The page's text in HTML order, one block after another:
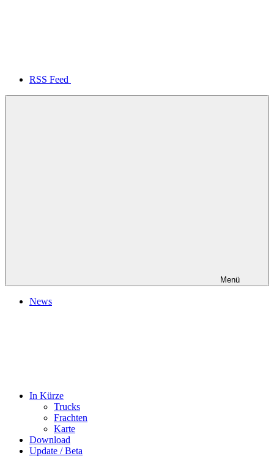
RSS Feed
Menü
News
In Kürze
Trucks
Frachten
Karte
Download
Update / Beta